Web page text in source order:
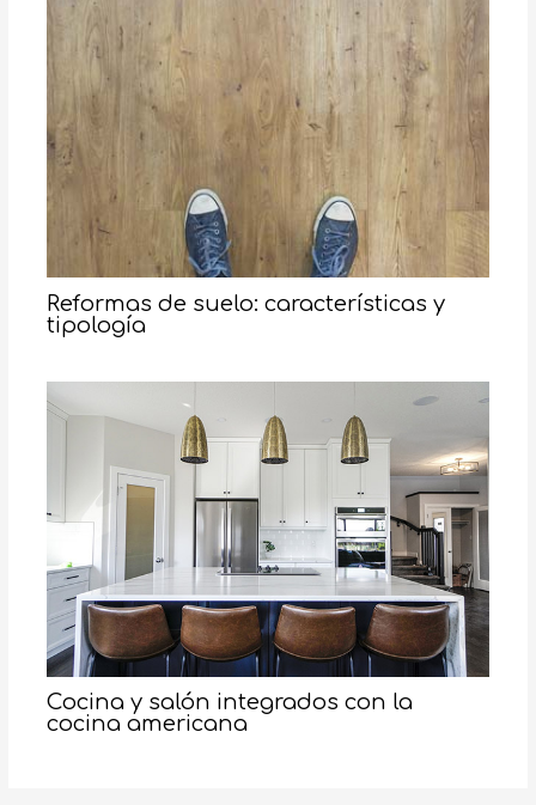
Reformas de suelo: características y
tipología
Cocina y salón integrados con la
cocina americana